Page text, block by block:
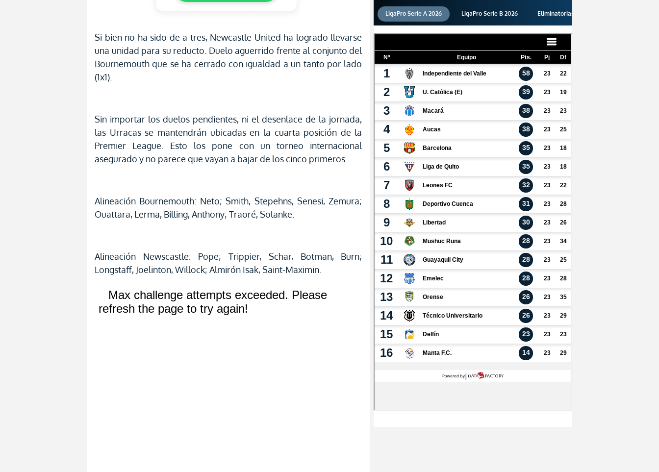
Si bien no ha sido de a tres, Newcastle United ha logrado llevarse
una unidad para su reducto. Duelo aguerrido frente al conjunto del
Bournemouth que se ha cerrado con igualdad a un tanto por lado
(1x1).
Sin importar los duelos pendientes, ni el desenlace de la jornada,
las Urracas se mantendrán ubicadas en la cuarta posición de la
Premier League. Esto los pone con un torneo internacional
asegurado y no parece que vayan a bajar de los cinco primeros.
Alineación Bournemouth: Neto; Smith, Stepehns, Senesi, Zemura;
Ouattara, Lerma, Billing, Anthony; Traoré, Solanke.
Alineación Newscastle: Pope; Trippier, Schar, Botman, Burn;
Longstaff, Joelinton, Willock; Almirón Isak, Saint-Maximin.
LigaPro Serie A 2026 LigaPro Serie B 2026 Eliminatorias 2026